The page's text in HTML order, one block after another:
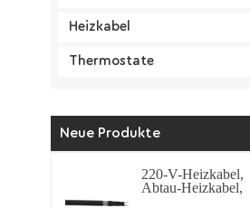
Heizkabel
Thermostate
Neue Produkte
220-V-Heizkabel,
Abtau-Heizkabel,